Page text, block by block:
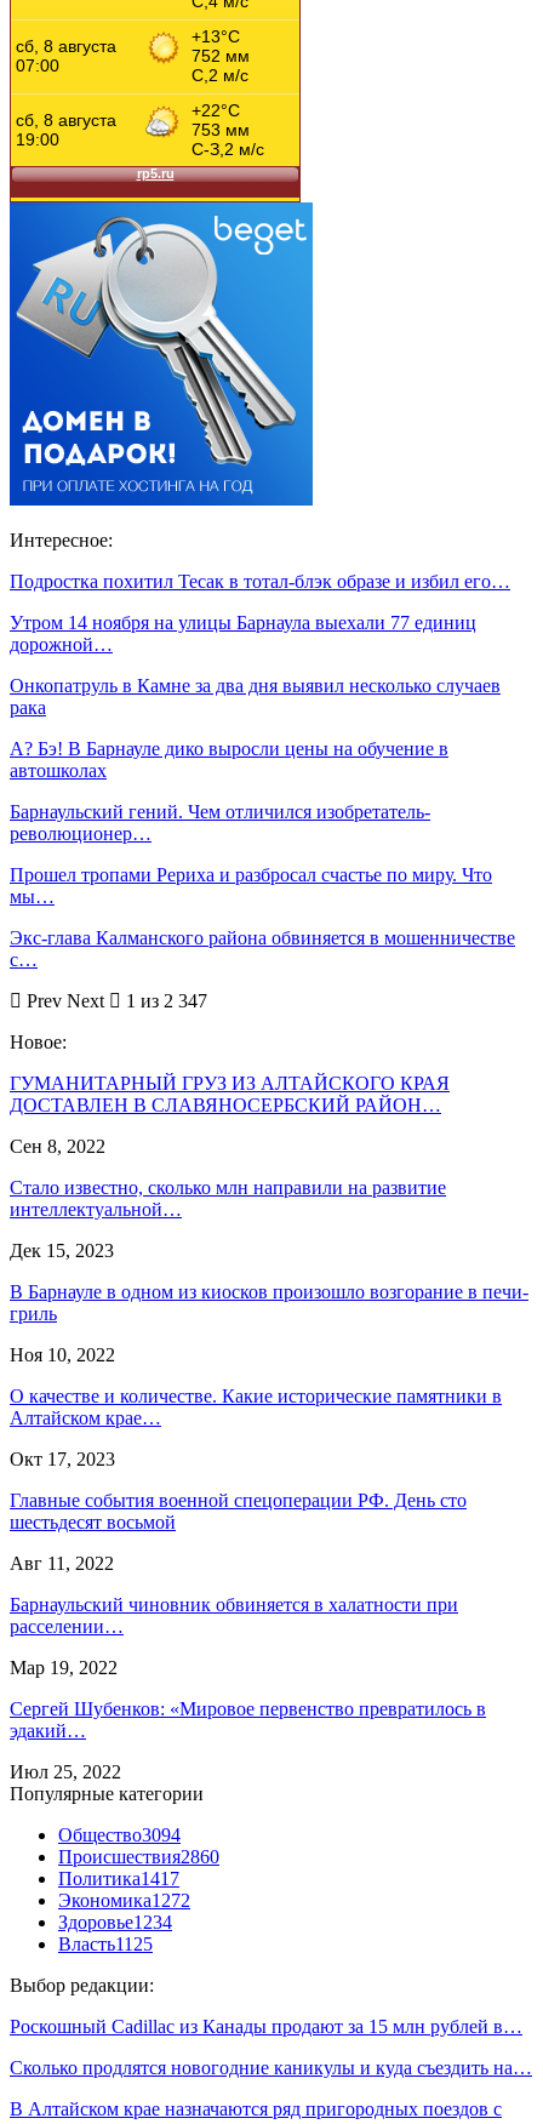
Интересное:
Подростка похитил Тесак в тотал-блэк образе и избил его…
Утром 14 ноября на улицы Барнаула выехали 77 единиц
дорожной…
Онкопатруль в Камне за два дня выявил несколько случаев
рака
А? Бэ! В Барнауле дико выросли цены на обучение в
автошколах
Барнаульский гений. Чем отличился изобретатель-
революционер…
Прошел тропами Рериха и разбросал счастье по миру. Что
мы…
Экс-глава Калманского района обвиняется в мошенничестве
с…
Prev Next
1 из 2 347
Новое:
ГУМАНИТАРНЫЙ ГРУЗ ИЗ АЛТАЙСКОГО КРАЯ
ДОСТАВЛЕН В СЛАВЯНОСЕРБСКИЙ РАЙОН…
Сен 8, 2022
Стало известно, сколько млн направили на развитие
интеллектуальной…
Дек 15, 2023
В Барнауле в одном из киосков произошло возгорание в печи-
гриль
Ноя 10, 2022
О качестве и количестве. Какие исторические памятники в
Алтайском крае…
Окт 17, 2023
Главные события военной спецоперации РФ. День сто
шестьдесят восьмой
Авг 11, 2022
Барнаульский чиновник обвиняется в халатности при
расселении…
Мар 19, 2022
Сергей Шубенков: «Мировое первенство превратилось в
эдакий…
Июл 25, 2022
Популярные категории
Общество3094
Происшествия2860
Политика1417
Экономика1272
Здоровье1234
Власть1125
Выбор редакции:
Роскошный Cadillac из Канады продают за 15 млн рублей в…
Сколько продлятся новогодние каникулы и куда съездить на…
В Алтайском крае назначаются ряд пригородных поездов с